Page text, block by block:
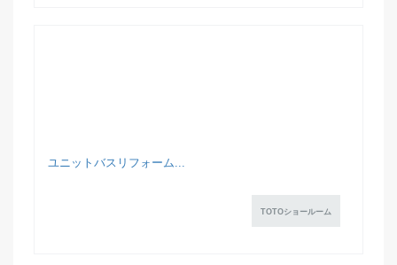
ユニットバスリフォーム...
TOTOショールーム